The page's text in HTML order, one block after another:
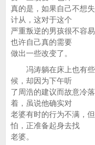
真的是，如果自己不想
计从，这对于这个
严重叛逆的男孩很不容
也许自己真的需要
做出一些改变了。
冯涛躺在床上也有些
候，却因为下午听
了周浩的建议而故意冷
着，虽说他确实对
老婆有时的行为不满，
怕，正准备起身去找
老婆。